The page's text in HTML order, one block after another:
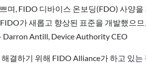
며, FIDO 디바이스 온보딩(FDO) 사양
가 새롭고 향상된 표준을 개발했으
Darron Antill, Device Authority CEO
결하기 위해 FIDO Alliance가 하고 있